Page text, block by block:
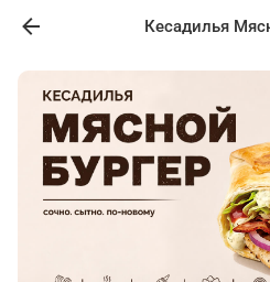
Кесадилья